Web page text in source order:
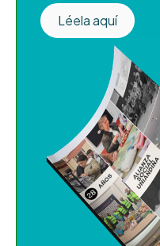
Léela aquí